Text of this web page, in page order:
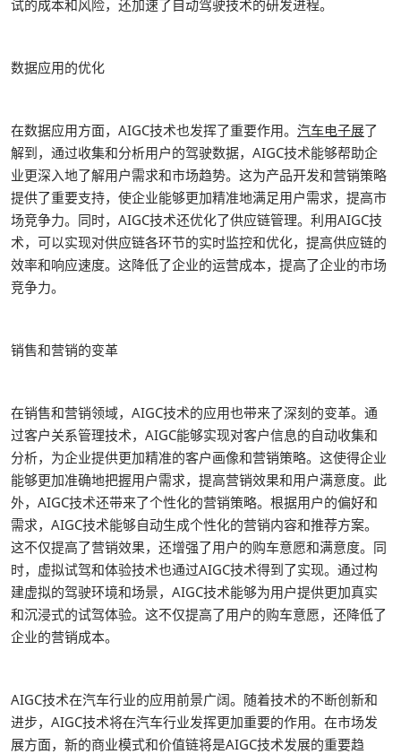
试的成本和风险，还加速了自动驾驶技术的研发进程。
数据应用的优化
在数据应用方面，AIGC技术也发挥了重要作用。 汽车电子展了
解到，通过收集和分析用户的驾驶数据，AIGC技术能够帮助企
业更深入地了解用户需求和市场趋势。这为产品开发和营销策略
提供了重要支持，使企业能够更加精准地满足用户需求，提高市
场竞争力。同时，AIGC技术还优化了供应链管理。利用AIGC技
术，可以实现对供应链各环节的实时监控和优化，提高供应链的
效率和响应速度。这降低了企业的运营成本，提高了企业的市场
竞争力。
销售和营销的变革
在销售和营销领域，AIGC技术的应用也带来了深刻的变革。通
过客户关系管理技术，AIGC能够实现对客户信息的自动收集和
分析，为企业提供更加精准的客户画像和营销策略。这使得企业
能够更加准确地把握用户需求，提高营销效果和用户满意度。此
外，AIGC技术还带来了个性化的营销策略。根据用户的偏好和
需求，AIGC技术能够自动生成个性化的营销内容和推荐方案。
这不仅提高了营销效果，还增强了用户的购车意愿和满意度。同
时，虚拟试驾和体验技术也通过AIGC技术得到了实现。通过构
建虚拟的驾驶环境和场景，AIGC技术能够为用户提供更加真实
和沉浸式的试驾体验。这不仅提高了用户的购车意愿，还降低了
企业的营销成本。
AIGC技术在汽车行业的应用前景广阔。随着技术的不断创新和
进步，AIGC技术将在汽车行业发挥更加重要的作用。在市场发
展方面，新的商业模式和价值链将是AIGC技术发展的重要趋